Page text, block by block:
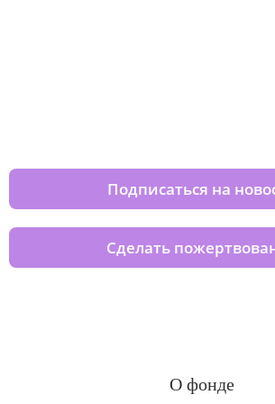
Подписаться на
Сделать
О фонде